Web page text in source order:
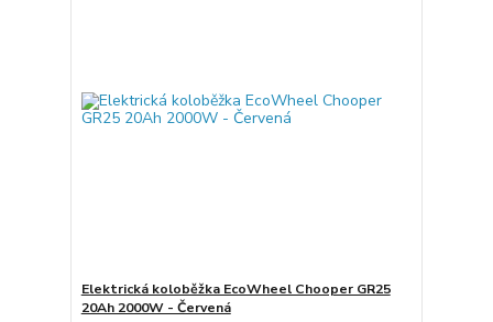
Elektrická koloběžka EcoWheel Chooper GR25
20Ah 2000W - Červená